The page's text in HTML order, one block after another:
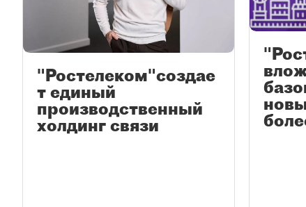
"Ростелеком"создае
т единый
производственный
холдинг связи